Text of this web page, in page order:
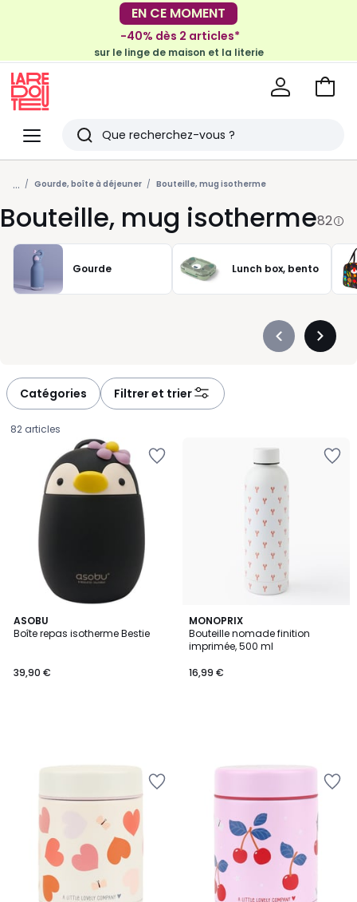
EN CE MOMENT
-30€ tous les 100€*
-40% dès 2 articles*
sur le linge de maison et la literie
Menu
Redoute
Rechercher
Derniers
articles
vus
Voir
... Gourde, boîte à déjeuner Bouteille, mug isotherme
Bouteille, mug isotherme82
Gourde Lunch box, bento
Précédent
Catégories Filtrer et trier
82 articles
ASOBU
Boîte repas isotherme Bestie
€.
39,90 €
MONOPRIX
Bouteille nomade finition
imprimée, 500 ml
16,99 €